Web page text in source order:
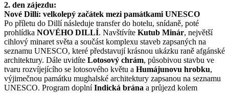
2. den zájezdu:
Nové Dillí: velkolepý začátek mezi památkami UNESCO
Po příletu do Dillí následuje transfer do hotelu, snídaně, poté
prohlídka NOVÉHO DILLÍ. Navštívíte Kutub Minár, největší
cihlový minaret světa a součást komplexu staveb zapsaných na
seznamu UNESCO, které představují krásnou ukázku raně afgánské
architektury. Dále uvidíte Lotosový chrám, působivou stavbu ve
tvaru rozvíjejícího se lotosového květu a Humájunovu hrobku,
výjimečnou památku mughalské architektury zapsanou na seznamu
UNESCO. Program doplníIndická brána a průjezd kolem